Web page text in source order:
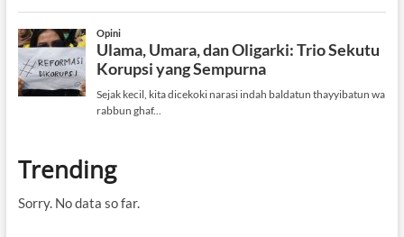
Trending
Sorry. No data so far.